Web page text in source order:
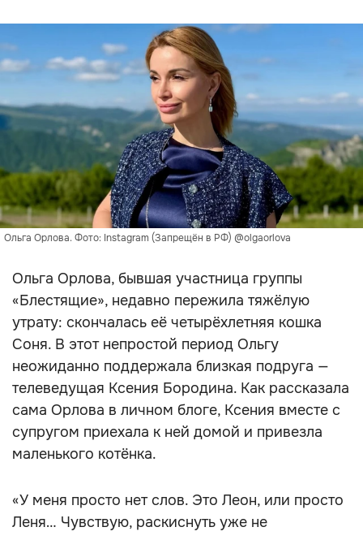
Ольга Орлова. Фото: Instagram (Запрещён в РФ) @olgaorlova
Ольга Орлова, бывшая участница группы
«Блестящие», недавно пережила тяжёлую
утрату: скончалась её четырёхлетняя кошка
Соня. В этот непростой период Ольгу
неожиданно поддержала близкая подруга —
телеведущая Ксения Бородина. Как рассказала
сама Орлова в личном блоге, Ксения вместе с
супругом приехала к ней домой и привезла
маленького котёнка.
«У меня просто нет слов. Это Леон, или просто
Леня… Чувствую, раскиснуть уже не